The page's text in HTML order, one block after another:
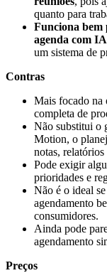
quanto para
Funciona bem
agenda com IA
um sistema de
Contras
Mais focado na
completa de
Não substitui o
Motion, o
notas,
Pode exigir
prioridades e
Não é o ideal
agendamento
consumidores.
Ainda pode
agendamento
Preços